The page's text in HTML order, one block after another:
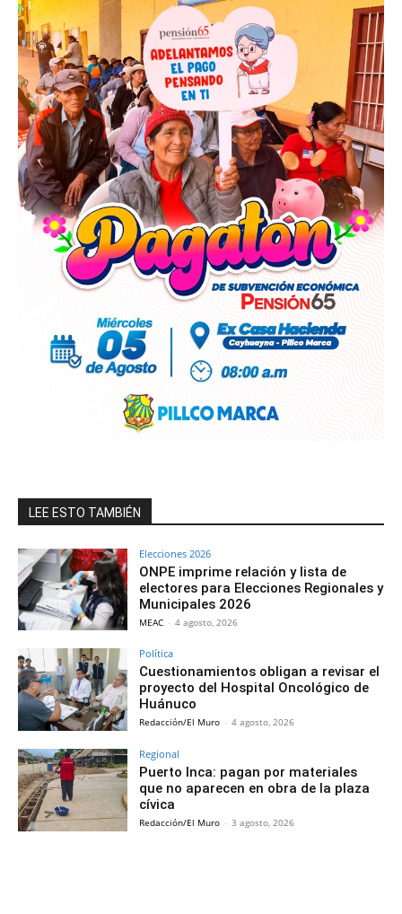
LEE ESTO TAMBIÉN
Elecciones 2026
ONPE imprime relación y lista de
electores para Elecciones Regionales y
Municipales 2026
MEAC - 4 agosto, 2026
Política
Cuestionamientos obligan a revisar el
proyecto del Hospital Oncológico de
Huánuco
Redacción/El Muro - 4 agosto, 2026
Regional
Puerto Inca: pagan por materiales
que no aparecen en obra de la plaza
cívica
Redacción/El Muro - 3 agosto, 2026